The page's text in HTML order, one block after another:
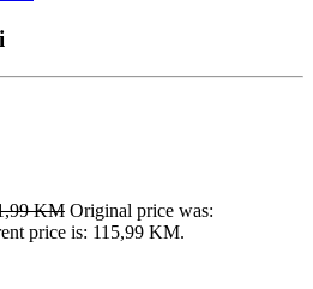
KM Original price was:
price is: 115,99 KM.